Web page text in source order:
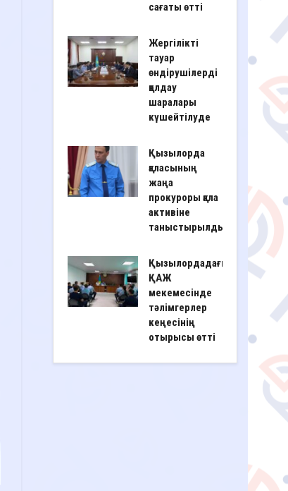
сағаты өтті
Жергілікті
тауар
өндірушілерді
қолдау
шаралары
күшейтілуде
Қызылорда
қаласының
жаңа
прокуроры қала
активіне
таныстырылды
Қызылордадағы
ҚАЖ
мекемесінде
тәлімгерлер
кеңесінің
отырысы өтті